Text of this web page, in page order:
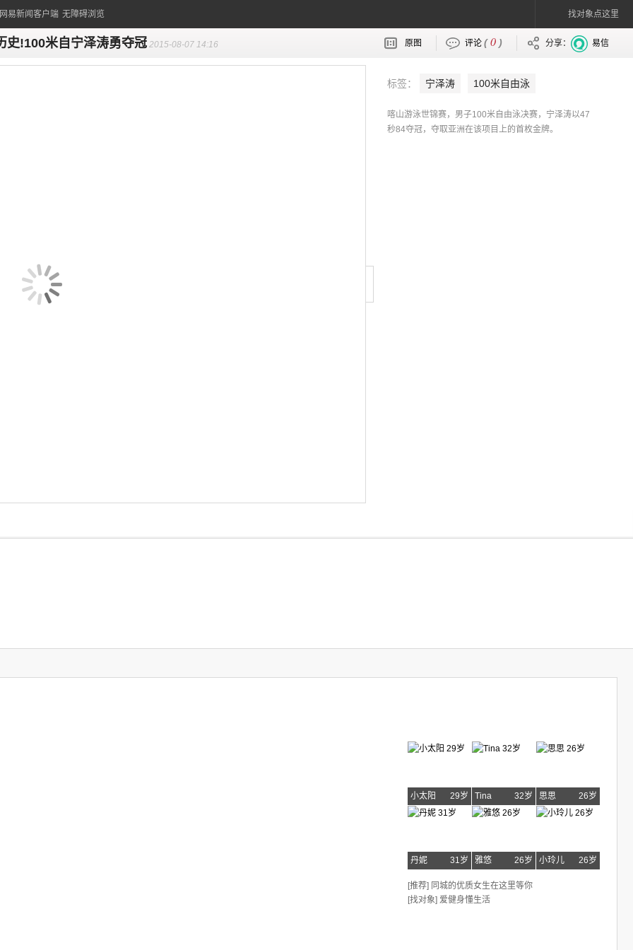
易新闻客户端 无障碍浏览 找对象点这里
史!100米自宁泽涛勇夺冠 2015-08-07 14:16 原图 评论 (0 ) 分享： 易信
标签： 宁泽涛 100米自由泳
喀山游泳世锦赛，男子100米自由泳决赛，宁泽涛以47
秒84夺冠，夺取亚洲在该项目上的首枚金牌。
小太阳 29岁 Tina 32岁 思思 26岁
丹妮 31岁 雅悠 26岁 小玲儿 26岁
[推荐] 同城的优质女生在这里等你
[找对象] 爱健身懂生活